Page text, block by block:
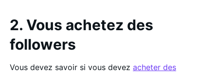
2. Vous achetez des
followers
Vous devez savoir si vous devez acheter des